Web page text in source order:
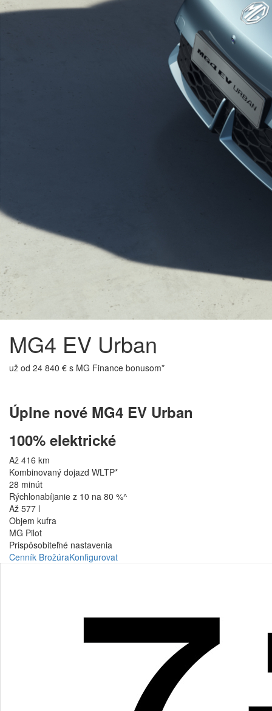
MG4 EV Urban
už od 24 840 € s MG Finance bonusom*
Úplne nové MG4 EV Urban
100% elektrické
Až 416 km
Kombinovaný dojazd WLTP*
28 minút
Rýchlonabíjanie z 10 na 80 %^
Až 577 l
Objem kufra
MG Pilot
Prispôsobiteľné nastavenia
Cenník BrožúraKonfigurovat